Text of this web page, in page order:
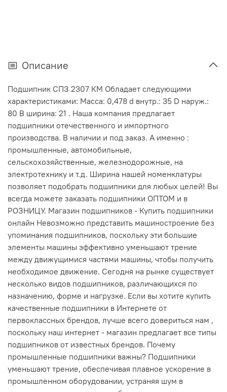
Описание
Подшипник СПЗ 2307 КМ Обладает следующими
характеристиками: Масса: 0,478 d внутр.: 35 D наруж.:
80 В ширина: 21 . Наша компания предлагает
подшипники отечественного и импортного
производства. В наличии и под заказ. А именно :
промышленные, автомобильные,
сельскохозяйственные, железнодорожные, на
электротехнику и т.д. Ширина нашей номенклатуры
позволяет подобрать подшипники для любых целей! Вы
всегда можете заказать подшипники ОПТОМ и в
РОЗНИЦУ. Магазин подшипников - Купить подшипники
онлайн Невозможно представить машиностроение без
упоминания подшипников, поскольку эти большие
элементы машины эффективно уменьшают трение
между движущимися частями машины, чтобы получить
необходимое движение. Сегодня на рынке существует
несколько видов подшипников, различающихся по
назначению, форме и нагрузке. Если вы хотите купить
качественные подшипники в Интернете от
первоклассных брендов, лучше всего довериться нам ,
поскольку наш интернет - магазин предлагает все типы
подшипников от известных брендов. Почему
промышленные подшипники важны? Подшипники
уменьшают трение, обеспечивая плавное ускорение в
промышленном оборудовании, устраняя шум в